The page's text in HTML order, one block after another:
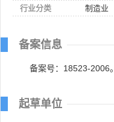
行业分类
制造业
备案信息
备案号：18523-2006。
起草单位